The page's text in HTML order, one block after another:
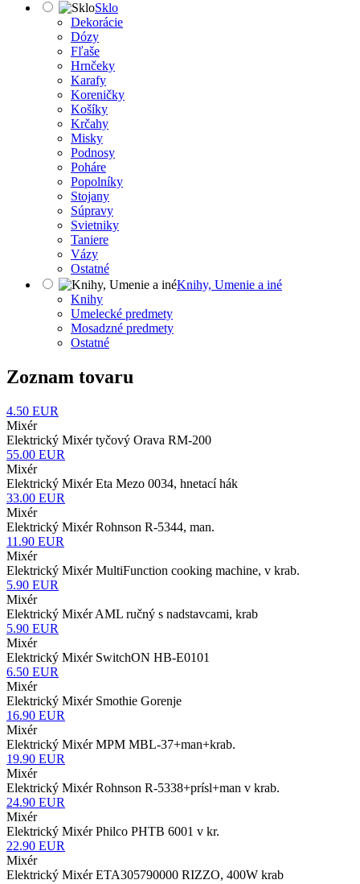
Sklo
Dekorácie
Dózy
Fľaše
Hrnčeky
Karafy
Koreničky
Košíky
Krčahy
Misky
Podnosy
Poháre
Popolníky
Stojany
Súpravy
Svietniky
Taniere
Vázy
Ostatné
Knihy, Umenie a iné
Knihy
Umelecké predmety
Mosadzné predmety
Ostatné
Zoznam tovaru
4.50 EUR
Mixér
Elektrický Mixér tyčový Orava RM-200
55.00 EUR
Mixér
Elektrický Mixér Eta Mezo 0034, hnetací hák
33.00 EUR
Mixér
Elektrický Mixér Rohnson R-5344, man.
11.90 EUR
Mixér
Elektrický Mixér MultiFunction cooking machine, v krab.
5.90 EUR
Mixér
Elektrický Mixér AML ručný s nadstavcami, krab
5.90 EUR
Mixér
Elektrický Mixér SwitchON HB-E0101
6.50 EUR
Mixér
Elektrický Mixér Smothie Gorenje
16.90 EUR
Mixér
Elektrický Mixér MPM MBL-37+man+krab.
19.90 EUR
Mixér
Elektrický Mixér Rohnson R-5338+prísl+man v krab.
24.90 EUR
Mixér
Elektrický Mixér Philco PHTB 6001 v kr.
22.90 EUR
Mixér
Elektrický Mixér ETA305790000 RIZZO, 400W krab